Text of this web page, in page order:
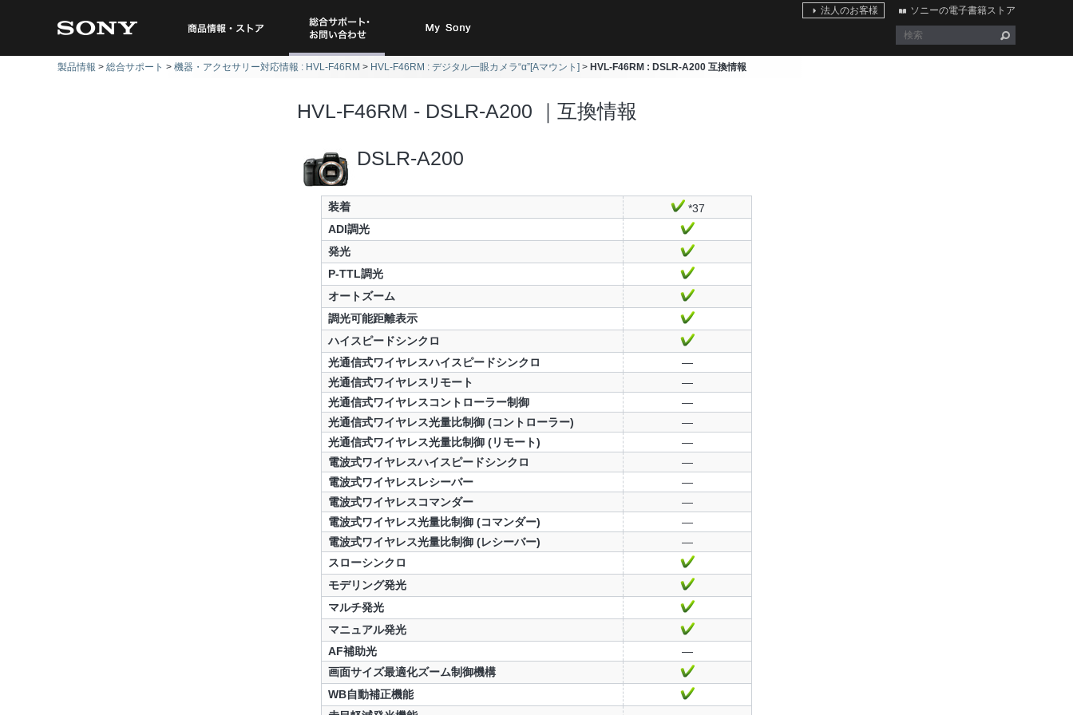
商品情報・ストア
総合サポート・お
My Sony
法人のお客様 ソニーの電子書籍ストア
製品情報 総合サポート 機器・アクセサリー対応情報 : HVL-F46RM HVL-F46RM : デジタル一眼カメラ“α”[Aマウント] HVL-F46RM : DSLR-A200 互換情報
HVL-F46RM - DSLR-A200 ｜互換情報
DSLR-A200
装着
*37
ADI調光
発光
P-TTL調光
オートズーム
調光可能距離表示
ハイスピードシンクロ
光通信式ワイヤレスハイスピードシンクロ
—
光通信式ワイヤレスリモート
—
光通信式ワイヤレスコントローラー制御
—
光通信式ワイヤレス光量比制御 (コントローラー)
—
光通信式ワイヤレス光量比制御 (リモート)
—
電波式ワイヤレスハイスピードシンクロ
—
電波式ワイヤレスレシーバー
—
電波式ワイヤレスコマンダー
—
電波式ワイヤレス光量比制御 (コマンダー)
—
電波式ワイヤレス光量比制御 (レシーバー)
—
スローシンクロ
モデリング発光
マルチ発光
マニュアル発光
AF補助光
—
画面サイズ最適化ズーム制御機構
WB自動補正機能